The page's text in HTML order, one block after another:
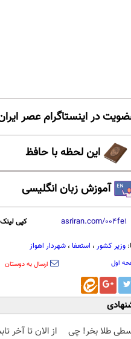
در اینستاگرام عصر
این لحظه با حافظ
آموزش زبان انگلیسی
کپی لینک
وزیر کشور ، استعفا ، شهردار اهواز
اول ارسال به دوستان
طلا بخر! چی
از الان تا آخر